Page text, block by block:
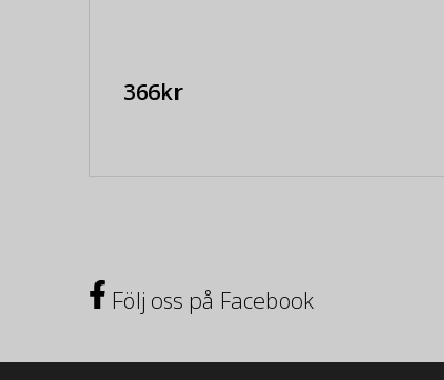
366kr
Följ oss på Facebook